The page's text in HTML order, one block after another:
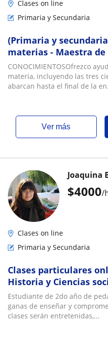
Clases on line
Primaria y Secundaria
(Primaria y
materias - Maestra
CONOCIMIENTOSOfrezco
materia, incluyendo las tres
abarcan hasta el final de la
ver más
$4000/
Joaquina
Clases on line
Primaria y Secundaria
Clases particulares
Historia y Ciencias
Estudiante de 2do año de
ganas de enseñar y
clases serán entretenidas,...